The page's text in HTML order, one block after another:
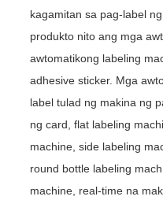
kagamitan sa pag-label
produkto nito ang mga
awtomatikong labeling
adhesive sticker. Mga
label tulad ng makina ng
ng card, flat labeling
machine, side labeling
round bottle labeling
machine, real-time na